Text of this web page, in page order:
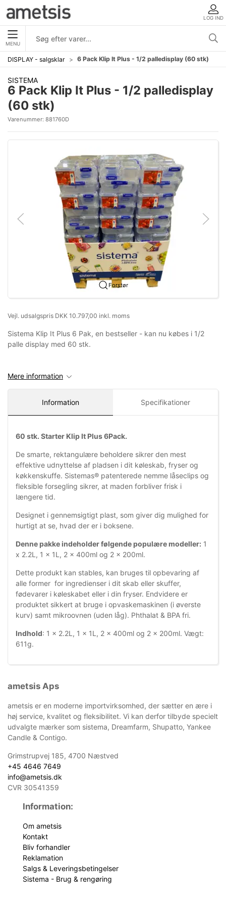
LOG IND
MENU
DISPLAY - salgsklar 6 Pack Klip It Plus - 1/2 palledisplay (60 stk)
SISTEMA
6 Pack Klip It Plus - 1/2 palledisplay
(60 stk)
Varenummer: 881760D
Forstør
Vejl. udsalgspris DKK 10.797,00 inkl. moms
Sistema Klip It Plus 6 Pak, en bestseller - kan nu købes i 1/2
palle display med 60 stk.
Mere information
Information Specifikationer
60 stk. Starter Klip It Plus 6Pack.
De smarte, rektangulære beholdere sikrer den mest
effektive udnyttelse af pladsen i dit køleskab, fryser og
køkkenskuffe. Sistemas® patenterede nemme låseclips og
fleksible forsegling sikrer, at maden forbliver frisk i
længere tid.
Designet i gennemsigtigt plast, som giver dig mulighed for
hurtigt at se, hvad der er i boksene.
Denne pakke indeholder følgende populære modeller: 1
x 2.2L, 1 x 1L, 2 x 400ml og 2 x 200ml.
Dette produkt kan stables, kan bruges til opbevaring af
alle former for ingredienser i dit skab eller skuffer,
fødevarer i køleskabet eller i din fryser. Endvidere er
produktet sikkert at bruge i opvaskemaskinen (i øverste
kurv) samt mikroovnen (uden låg). Phthalat & BPA fri.
Indhold: 1 x 2.2L, 1 x 1L, 2 x 400ml og 2 x 200ml. Vægt:
611g.
ametsis Aps
ametsis er en moderne importvirksomhed, der sætter en ære i
høj service, kvalitet og fleksibilitet. Vi kan derfor tilbyde specielt
udvalgte mærker som sistema, Dreamfarm, Shupatto, Yankee
Candle & Contigo.
Grimstrupvej 185, 4700 Næstved
+45 4646 7649
info@ametsis.dk
CVR 30541359
Information:
Om ametsis
Kontakt
Bliv forhandler
Reklamation
Salgs & Leveringsbetingelser
Sistema - Brug & rengøring